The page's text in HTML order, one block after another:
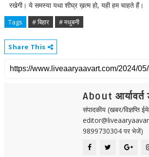
रखेगी। ये समस्या यथा शीघ्र ख़त्म हो, यही हम चाहते हैं।
Tags # बिहार # मधुबनी
Share This
About
संपादकीय (खबर/विज्ञप्ति
editor@liveaaryaavart
9899730304 पर भेजें)